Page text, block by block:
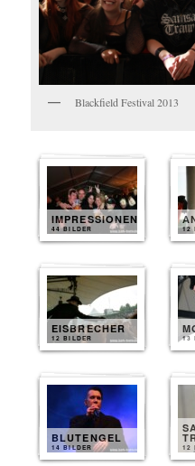
Blackfield Festival 2013
IMPRESSIONEN
44 BILDER 12
EISBRECHER
12 BILDER 13
BLUTENGEL
14 BILDER 12